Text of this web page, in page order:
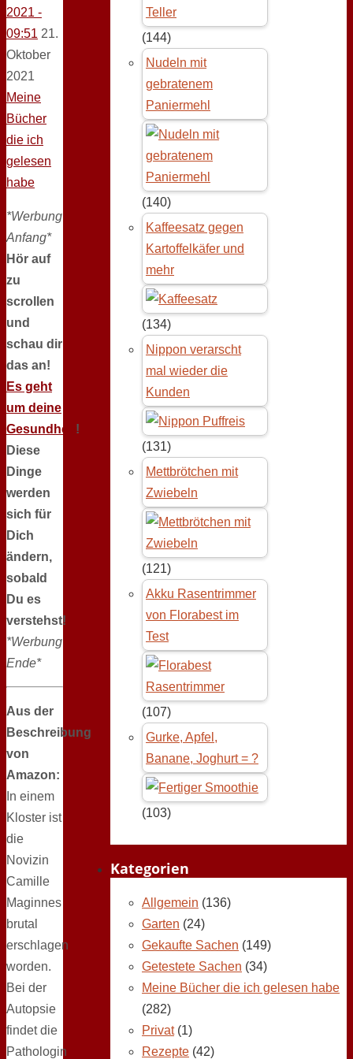
2021 -
09:51 21.
Oktober
2021
Meine
Bücher
die ich
gelesen
habe
*Werbung
Anfang*
Hör auf
zu
scrollen
und
schau dir
das an!
Es geht
um deine
Gesundheit !
Diese
Dinge
werden
sich für
Dich
ändern,
sobald
Du es
verstehst!
*Werbung
Ende*
Aus der
Beschreibung
von
Amazon:
In einem
Kloster ist
die
Novizin
Camille
Maginnes
brutal
erschlagen
worden.
Bei der
Autopsie
findet die
Pathologin
(144)
Nudeln mit
gebratenem
Paniermehl
(140)
Kaffeesatz gegen
Kartoffelkäfer und
mehr
(134)
Nippon verarscht
mal wieder die
Kunden
(131)
Mettbrötchen mit
Zwiebeln
(121)
Akku Rasentrimmer
von Florabest im
Test
(107)
Gurke, Apfel,
Banane, Joghurt = ?
(103)
Kategorien
Allgemein (136)
Garten (24)
Gekaufte Sachen (149)
Getestete Sachen (34)
Meine Bücher die ich gelesen habe
(282)
Privat(1)
Rezepte (42)